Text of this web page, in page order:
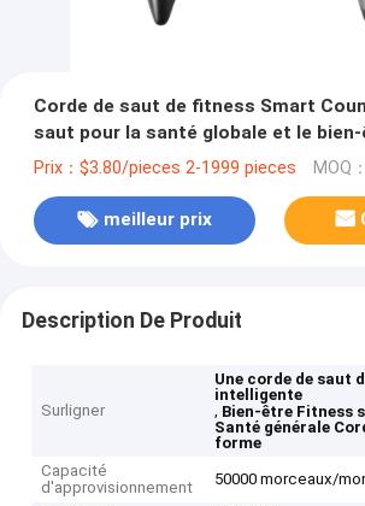
Corde de saut de fitness Smart
saut pour la santé globale et le
Prix：$3.80/pieces 2-1999 pieces MOQ
meilleur prix
Description De Produit
Surligner
Une corde de saut
intelligente
, Bien-être Fitness
Santé générale
forme
Capacité
d'approvisionnement
50000 morceaux/